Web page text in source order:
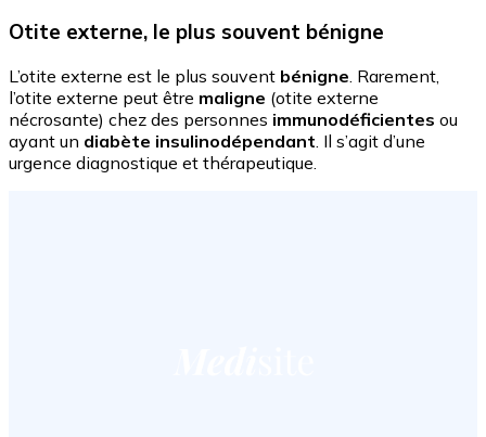
Otite externe, le plus souvent bénigne
L’otite externe est le plus souvent bénigne . Rarement,
l’otite externe peut être maligne (otite externe
nécrosante) chez des personnes immunodéficientes ou
ayant un diabète insulinodépendant . Il s’agit d’une
urgence diagnostique et thérapeutique.